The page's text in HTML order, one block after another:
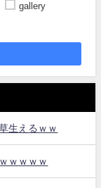
gallery
生えるｗｗ
ｗｗｗｗ